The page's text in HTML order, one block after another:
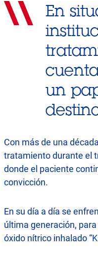
En
un
Con más de una
tratamiento durante el
donde el paciente
convicción.
En su día a día se
última generación,
óxido nítrico inhalado